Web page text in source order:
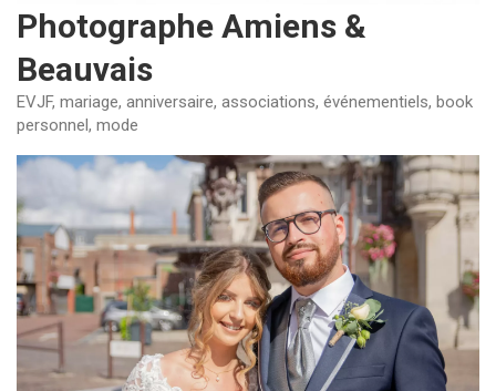
Photographe Amiens &
Beauvais
EVJF, mariage, anniversaire, associations, événementiels, book
personnel, mode